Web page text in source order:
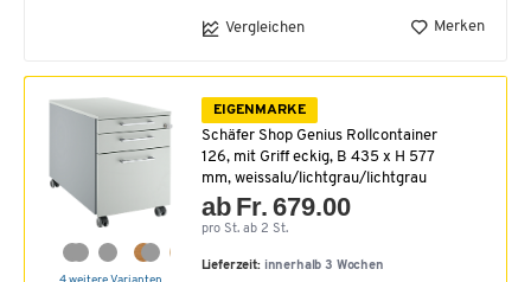
Vergleichen Merken
EIGENMARKE
Schäfer Shop Genius Rollcontainer
126, mit Griff eckig, B 435 x H 577
mm, weissalu/lichtgrau/lichtgrau
ab Fr. 679.00
pro St. ab 2 St.
Lieferzeit: innerhalb 3 Wochen